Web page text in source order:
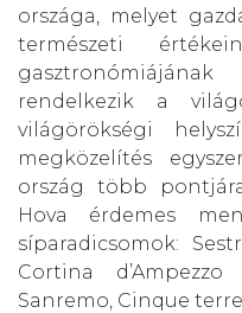
országa, melyet
természeti
gasztronómiájának
rendelkezik a
világörökségi
megközelítés
ország több
Hova érdemes
síparadicsomok:
Cortina
Sanremo, Cinque